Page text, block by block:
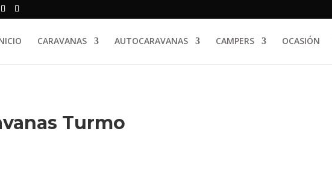
CARAVANAS AUTOCARAVANAS CAMPERS OCASIÓN
Turmo